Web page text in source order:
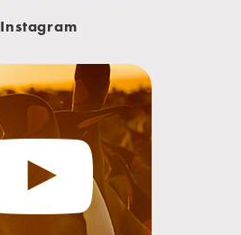
Instagram